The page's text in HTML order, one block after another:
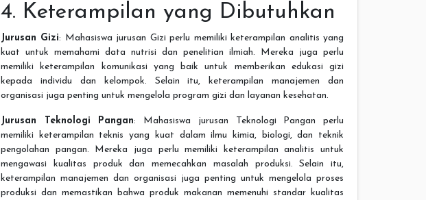
4. Keterampilan yang Dibutuhkan
Jurusan Gizi: Mahasiswa jurusan Gizi perlu memiliki keterampilan analitis yang
kuat untuk memahami data nutrisi dan penelitian ilmiah. Mereka juga perlu
memiliki keterampilan komunikasi yang baik untuk memberikan edukasi gizi
kepada individu dan kelompok. Selain itu, keterampilan manajemen dan
organisasi juga penting untuk mengelola program gizi dan layanan kesehatan.
Jurusan Teknologi Pangan: Mahasiswa jurusan Teknologi Pangan perlu
memiliki keterampilan teknis yang kuat dalam ilmu kimia, biologi, dan teknik
pengolahan pangan. Mereka juga perlu memiliki keterampilan analitis untuk
mengawasi kualitas produk dan memecahkan masalah produksi. Selain itu,
keterampilan manajemen dan organisasi juga penting untuk mengelola proses
produksi dan memastikan bahwa produk makanan memenuhi standar kualitas